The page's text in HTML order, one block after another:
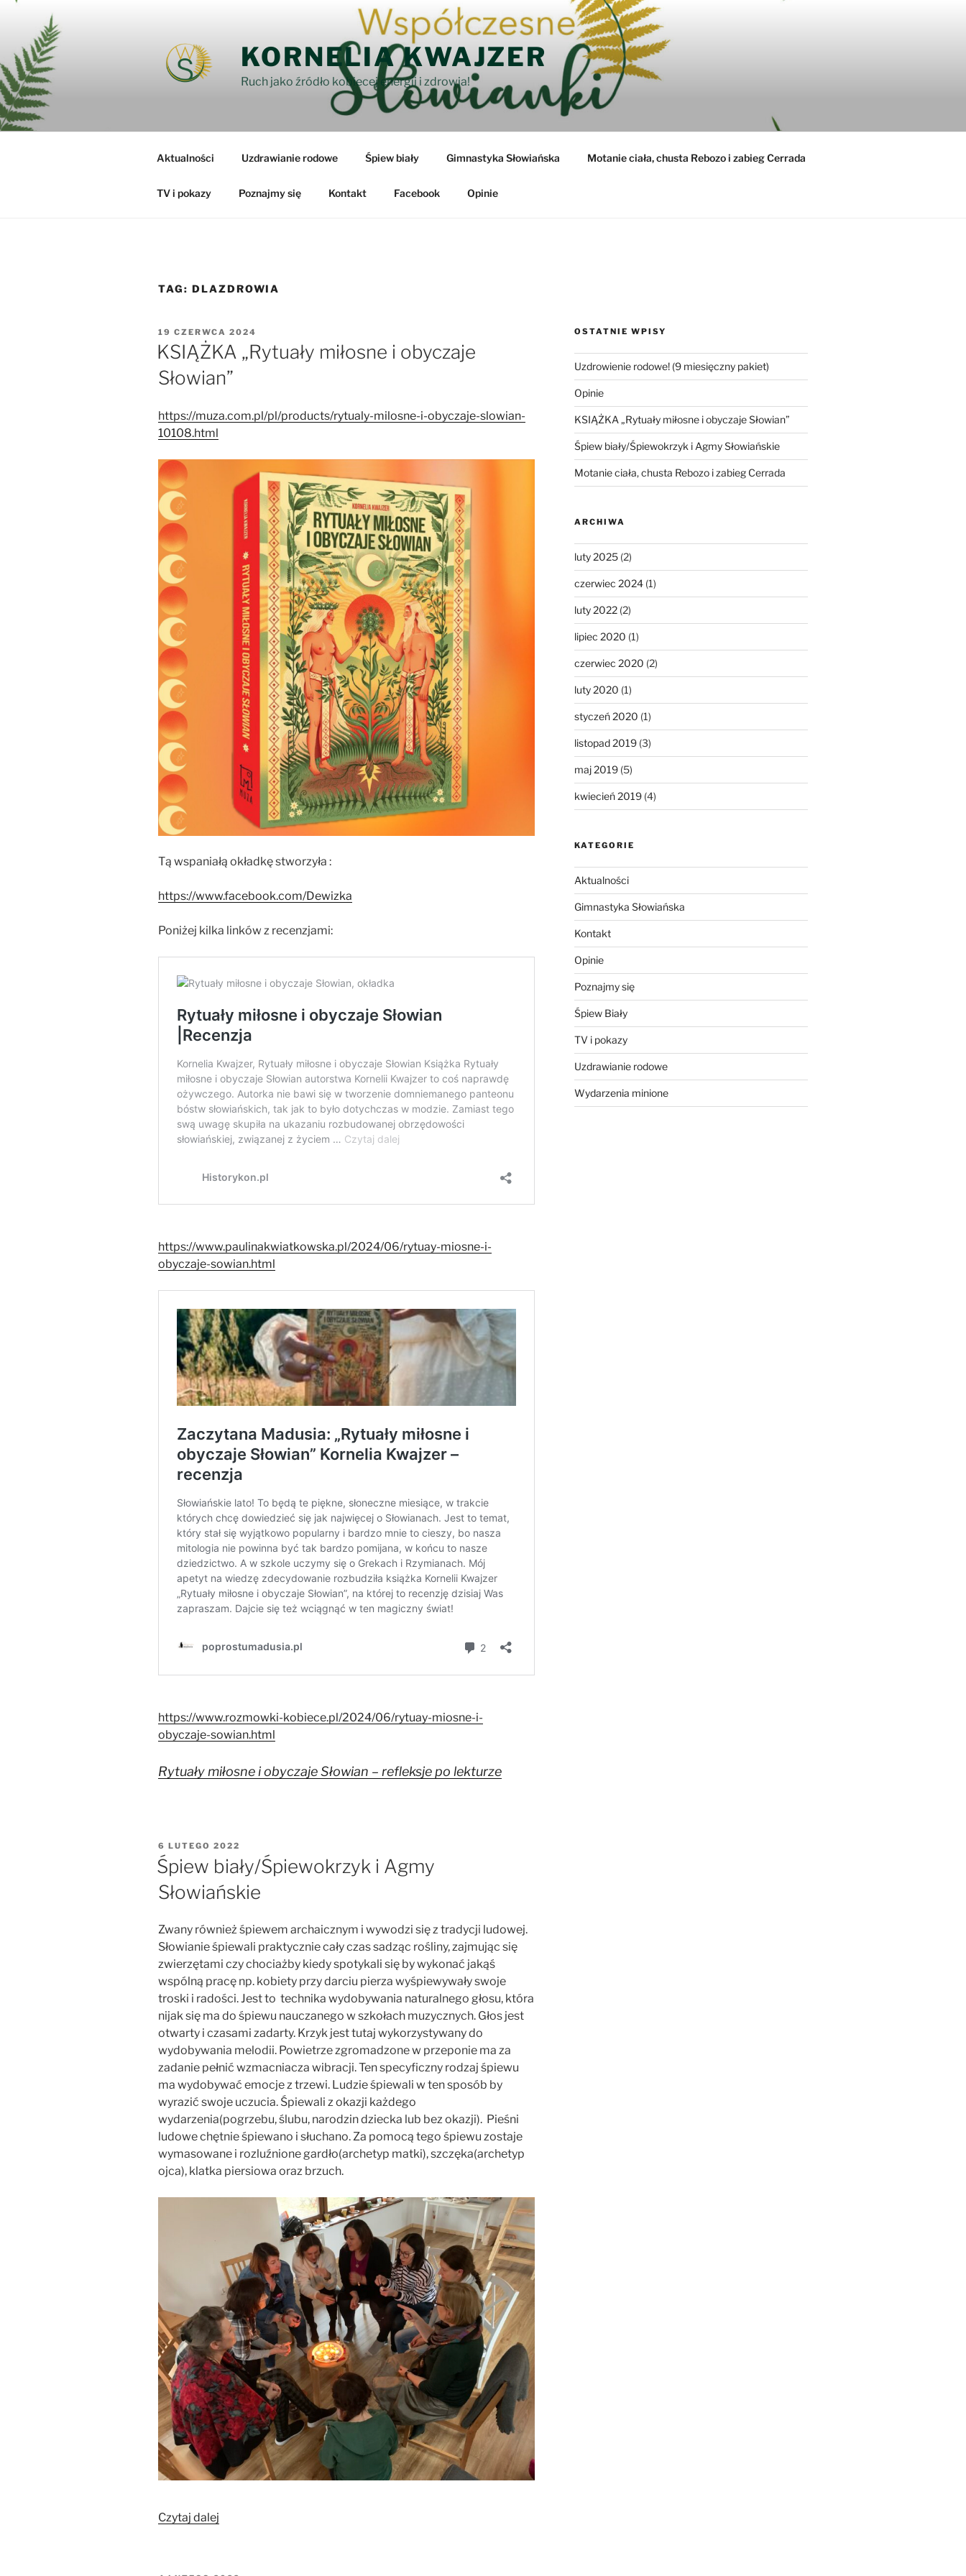
Przejdź
KORNELIA KWAJZER
Ruch jako źródło kobiecej energii i zdrowia!
Aktualności Uzdrawianie rodowe Śpiew biały Gimnastyka Słowiańska Motanie ciała, chusta Rebozo i zabieg Cerrada
TV i pokazy Poznajmy się Kontakt Facebook Opinie
TAG: DLAZDROWIA
OPUBLIKOWANE
W
19 CZERWCA 2024
KSIĄŻKA „Rytuały miłosne i obyczaje
Słowian”
https://muza.com.pl/pl/products/rytualy-milosne-i-obyczaje-slowian-
10108.html
Tą wspaniałą okładkę stworzyła :
https://www.facebook.com/Dewizka
Poniżej kilka linków z recenzjami:
https://www.paulinakwiatkowska.pl/2024/06/rytuay-miosne-i-
obyczaje-sowian.html
https://www.rozmowki-kobiece.pl/2024/06/rytuay-miosne-i-
obyczaje-sowian.html
Rytuały miłosne i obyczaje Słowian – refleksje po lekturze
OPUBLIKOWANE
W
6 LUTEGO 2022
Śpiew biały/Śpiewokrzyk i Agmy
Słowiańskie
Zwany również śpiewem archaicznym i wywodzi się z tradycji ludowej.
Słowianie śpiewali praktycznie cały czas sadząc rośliny, zajmując się
zwierzętami czy chociażby kiedy spotykali się by wykonać jakąś
wspólną pracę np. kobiety przy darciu pierza wyśpiewywały swoje
troski i radości. Jest to technika wydobywania naturalnego głosu, która
nijak się ma do śpiewu nauczanego w szkołach muzycznych. Głos jest
otwarty i czasami zadarty. Krzyk jest tutaj wykorzystywany do
wydobywania melodii. Powietrze zgromadzone w przeponie ma za
zadanie pełnić wzmacniacza wibracji. Ten specyficzny rodzaj śpiewu
ma wydobywać emocje z trzewi. Ludzie śpiewali w ten sposób by
wyrazić swoje uczucia. Śpiewali z okazji każdego
wydarzenia(pogrzebu, ślubu, narodzin dziecka lub bez okazji). Pieśni
ludowe chętnie śpiewano i słuchano. Za pomocą tego śpiewu zostaje
wymasowane i rozluźnione gardło(archetyp matki), szczęka(archetyp
ojca), klatka piersiowa oraz brzuch.
Czytaj dalej
OSTATNIE WPISY
Uzdrowienie rodowe! (9 miesięczny pakiet)
Opinie
KSIĄŻKA „Rytuały miłosne i obyczaje Słowian”
Śpiew biały/Śpiewokrzyk i Agmy Słowiańskie
Motanie ciała, chusta Rebozo i zabieg Cerrada
ARCHIWA
luty 2025(2)
czerwiec 2024(1)
luty 2022(2)
lipiec 2020 (1)
czerwiec 2020 (2)
luty 2020 (1)
styczeń 2020 (1)
listopad 2019(3)
maj 2019(5)
kwiecień 2019(4)
KATEGORIE
Aktualności
Gimnastyka Słowiańska
Kontakt
Opinie
Poznajmy się
Śpiew Biały
TV i pokazy
Uzdrawianie rodowe
Wydarzenia minione